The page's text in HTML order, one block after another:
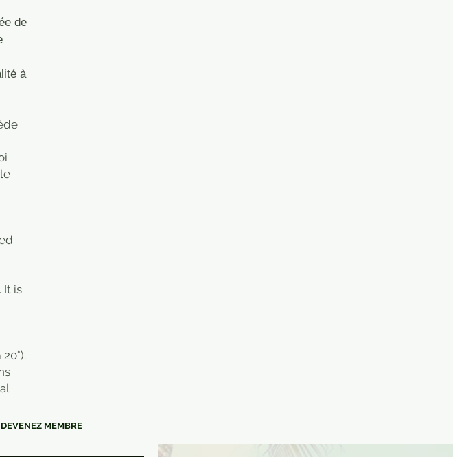
de
à
It is
DEVENEZ MEMBRE